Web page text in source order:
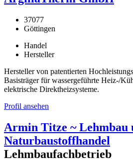
37077
Göttingen
Handel
Hersteller
Hersteller von patentierten
Basisträger für wassergeführte Heiz-/
elektrische Direktheizsysteme.
Profil ansehen
Armin Titze ~ Lehmbau
Naturbaustoffhandel
Lehmbaufachbetrieb